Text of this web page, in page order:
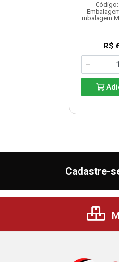
Código:
Embalagem
R$
Cadastre-